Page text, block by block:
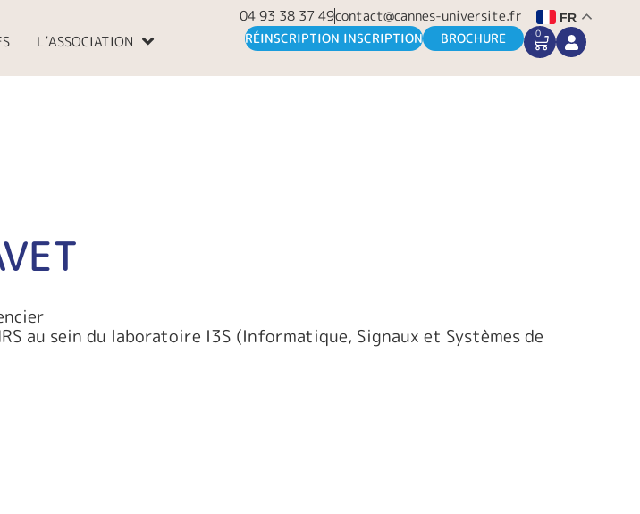
04 93 38 37 49contact@cannes-universite.fr FR
L’ASSOCIATION RÉINSCRIPTION INSCRIPTION BROCHURE 0
CART
au sein du laboratoire I3S (Informatique, Signaux et Systèmes de